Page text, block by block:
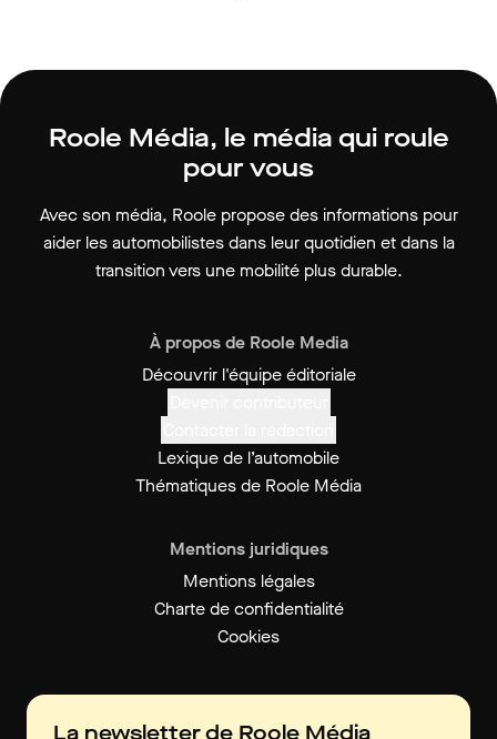
Roole Média, le média qui roule
pour vous
Avec son média, Roole propose des informations pour
aider les automobilistes dans leur quotidien et dans la
transition vers une mobilité plus durable.
À propos de Roole Media
Découvrir l'équipe éditoriale
Lexique de l’automobile
Thématiques de Roole Média
Mentions juridiques
Mentions légales
Charte de confidentialité
Cookies
La newsletter de Roole Média